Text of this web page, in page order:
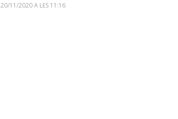
20/11/2020 A LES 11:16